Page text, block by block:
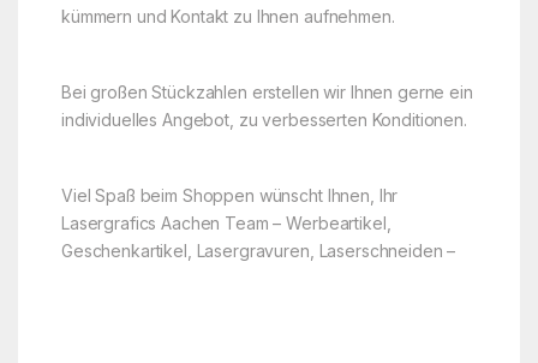
kümmern und Kontakt zu Ihnen aufnehmen.
Bei großen Stückzahlen erstellen wir Ihnen gerne ein
individuelles Angebot, zu verbesserten Konditionen.
Viel Spaß beim Shoppen wünscht Ihnen, Ihr
Lasergrafics Aachen Team – Werbeartikel,
Geschenkartikel, Lasergravuren, Laserschneiden –